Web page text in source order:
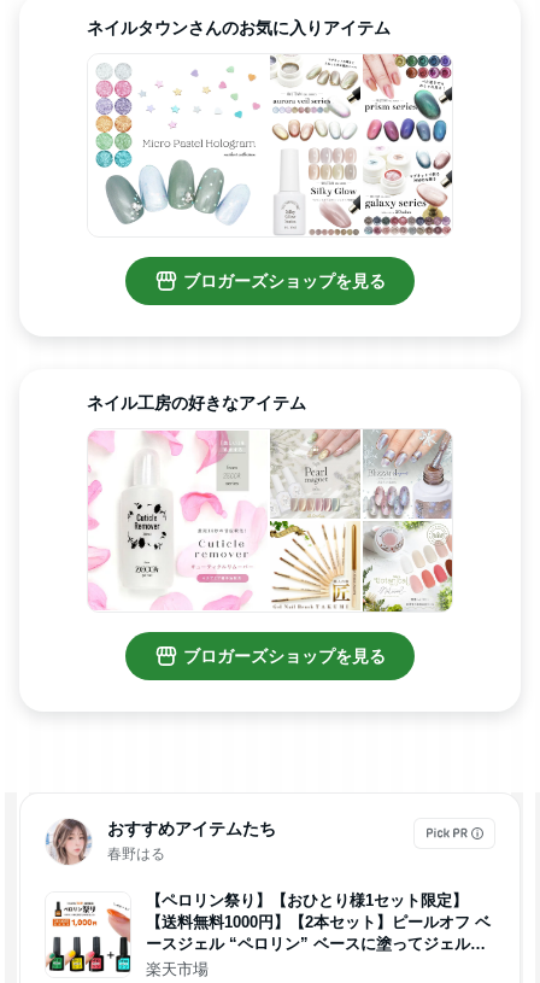
おすすめアイテムたち
春野はる
【ペロリン祭り】【おひとり様1セット限定】
【送料無料1000円】【2本セット】ピールオフ ベ
ースジェル “ペロリン” ベースに塗ってジェルネ
イルをするだけで剥がせる！ ぺろりん 剥がし |
楽天市場